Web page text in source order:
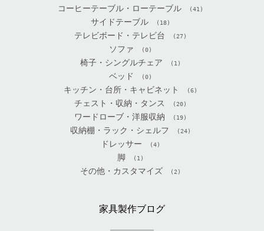
コーヒーテーブル・ローテーブル (41)
サイドテーブル (18)
テレビボード・テレビ台 (27)
ソファ (0)
椅子・シングルチェア (1)
ベッド (0)
キッチン・台所・キャビネット (6)
チェスト・収納・タンス (20)
ワードローブ・洋服収納 (19)
収納棚・ラック・シェルフ (24)
ドレッサー (4)
脚 (1)
その他・カスタマイズ (2)
家具製作ブログ